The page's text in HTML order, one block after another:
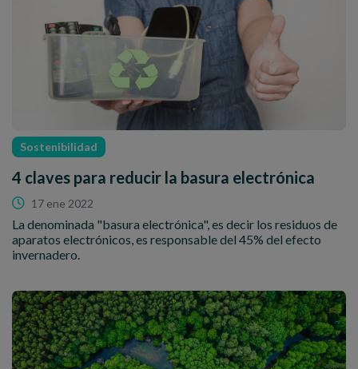
Sostenibilidad
4 claves para reducir la basura electrónica
17 ene 2022
La denominada "basura electrónica", es decir los residuos de
aparatos electrónicos, es responsable del 45% del efecto
invernadero.